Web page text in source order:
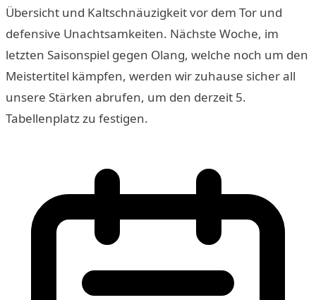
Übersicht und Kaltschnäuzigkeit vor dem Tor und
defensive Unachtsamkeiten. Nächste Woche, im
letzten Saisonspiel gegen Olang, welche noch um den
Meistertitel kämpfen, werden wir zuhause sicher all
unsere Stärken abrufen, um den derzeit 5.
Tabellenplatz zu festigen.